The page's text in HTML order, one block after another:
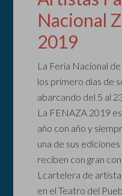
Nacional
2019
La Feria Nacional
los primero días de
abarcando del 5 al
La FENAZA 2019
año con año y
una de sus
reciben con gran
Lcartelera de
en el Teatro del